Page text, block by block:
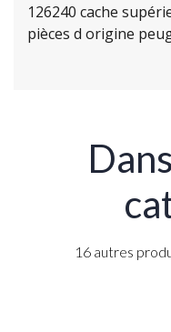
126240 cache
pièces d origine
16 autres